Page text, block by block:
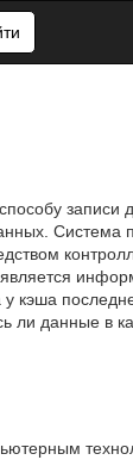
Система
у кэша
ли данные в